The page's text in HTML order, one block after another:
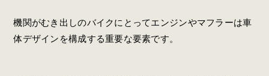
機関がむき出しのバイクにとってエンジンやマフラーは車
体デザインを構成する重要な要素です。